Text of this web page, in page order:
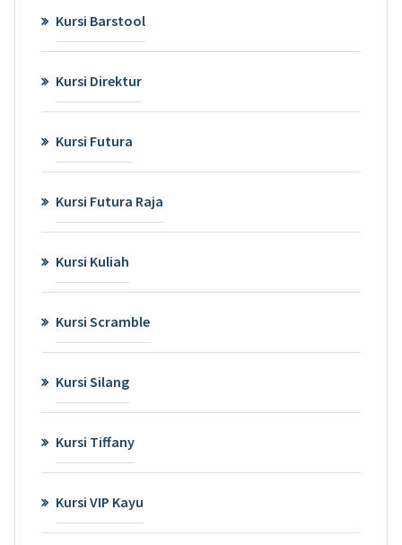
Kursi Barstool
Kursi Direktur
Kursi Futura
Kursi Futura Raja
Kursi Kuliah
Kursi Scramble
Kursi Silang
Kursi Tiffany
Kursi VIP Kayu